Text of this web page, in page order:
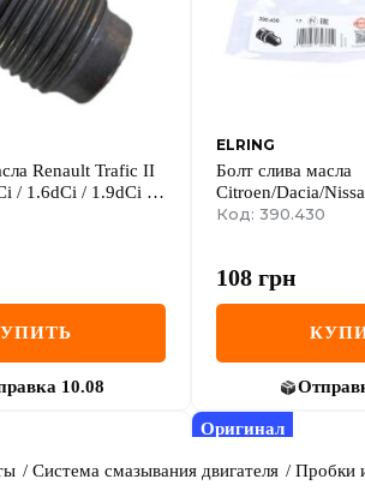
Renault Trafic II
/ 1.6dCi / 1.9dCi +
10.08
ELRING
Болт слива масла
Citroen/Dacia/
(M16x1.5)
Код: 390.430
108 грн
Оригинал
Система смазывания двигателя Пробки